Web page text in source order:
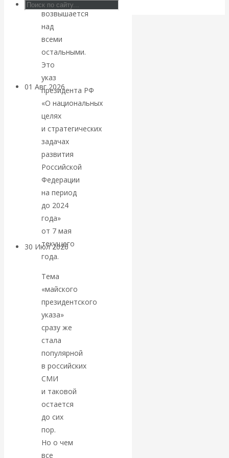
блокировки
банковских
счетов
01 Авг 2026Геополитика
ВАлентин
Катасонов.
Саммит НАТО в
Турции: Drang
nach Osten
30 Июл 2026 Банки
Валентин
Катасонов. Кто
определяет
погоду на
финансовых
рынках?
Минфины хотят
быть главнее
возвышается
над
всеми
остальными.
Это
указ
президента РФ
«О национальных
целях
и стратегических
задачах
развития
Российской
Федерации
на период
до 2024
года»
от 7 мая
текущего
года.
Тема
«майского
президентского
указа»
сразу же
стала
популярной
в российских
СМИ
и таковой
остается
до сих
пор.
Но о чем
все